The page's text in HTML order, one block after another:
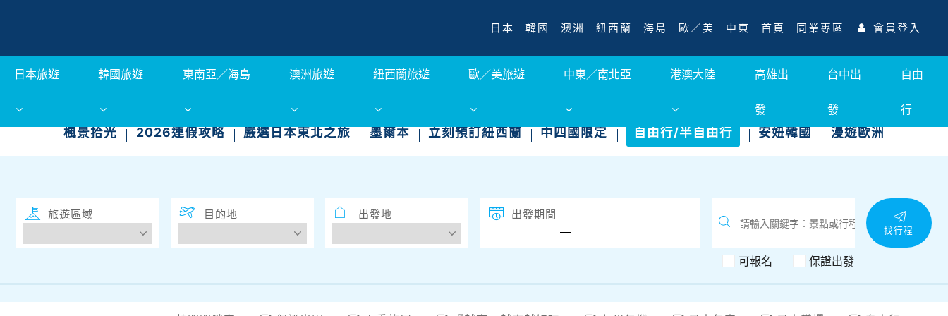
日本 韓國 澳洲 紐西蘭 海島 歐／美 中東 首頁 同業專區 會員登入
日本旅遊 韓國旅遊 東南亞／海島 澳洲旅遊 紐西蘭旅遊 歐／美旅遊 中東／南北亞 港澳大陸 高雄出
發
台中出
發
自由
行
楓景拾光 2026連假攻略 嚴選日本東北之旅 墨爾本 立刻預訂紐西蘭 中四國限定 自由行/半自由行 安妞韓國 漫遊歐洲
旅遊區域 目的地 出發地 出發期間
可報名 保證出發
找行程